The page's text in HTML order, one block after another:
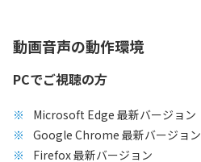
動画音声の動作環境
PCでご視聴の方
Microsoft Edge 最新バージョン
Google Chrome 最新バージョン
Firefox 最新バージョン